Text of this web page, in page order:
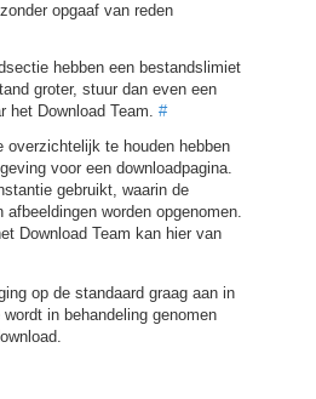
opgaaf van reden
hebben een bestandslimiet
groter, stuur dan even een
het Download Team. #
overzichtelijk te houden hebben
voor een downloadpagina.
gebruikt, waarin de
worden opgenomen.
Download Team kan hier van
op de standaard graag aan in
in behandeling genomen